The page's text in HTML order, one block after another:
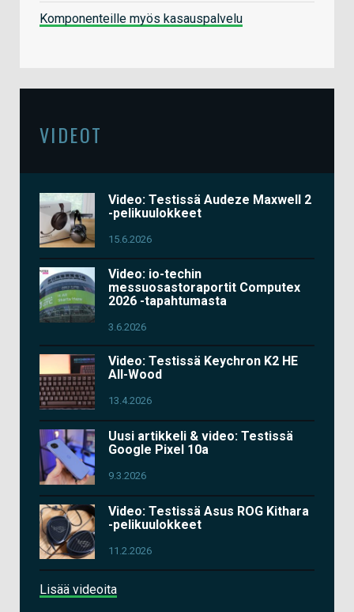
Komponenteille myös kasauspalvelu
VIDEOT
Video: Testissä Audeze Maxwell 2
-pelikuulokkeet
15.6.2026
Video: io-techin
messuosastoraportit Computex
2026 -tapahtumasta
3.6.2026
Video: Testissä Keychron K2 HE
All-Wood
13.4.2026
Uusi artikkeli & video: Testissä
Google Pixel 10a
9.3.2026
Video: Testissä Asus ROG Kithara
-pelikuulokkeet
11.2.2026
Lisää videoita